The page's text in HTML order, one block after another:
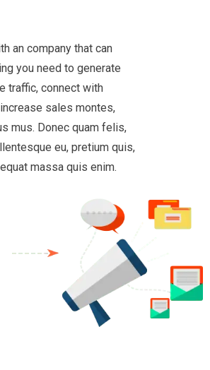
an company that can
you need to generate
traffic, connect with
sales montes,
mus. Donec quam felis,
eu, pretium quis,
massa quis enim.